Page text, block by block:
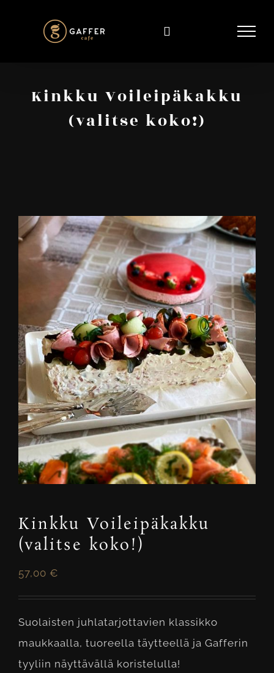
Kinkku Voileipäkakku
(valitse koko!)
Kinkku Voileipäkakku
(valitse koko!)
57,00 €
Suolaisten juhlatarjottavien klassikko
maukkaalla, tuoreella täytteellä ja Gafferin
tyyliin näyttävällä koristelulla!